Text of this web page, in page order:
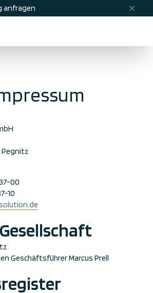
anfragen
Pegnitz
00
10
Geschäftsführer Marcus Prell